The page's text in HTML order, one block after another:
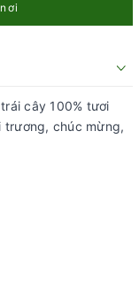
cây 100% tươi
trương, chúc mừng,